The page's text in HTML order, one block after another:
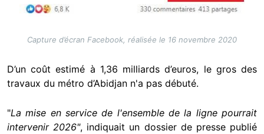
Capture d’écran Facebook, réalisée le 16 novembre 2020
D’un coût estimé à 1,36 milliards d’euros, le gros des
travaux du métro d’Abidjan n'a pas débuté.
"La mise en service de l'ensemble de la ligne pourrait
intervenir 2026", indiquait un dossier de presse publié